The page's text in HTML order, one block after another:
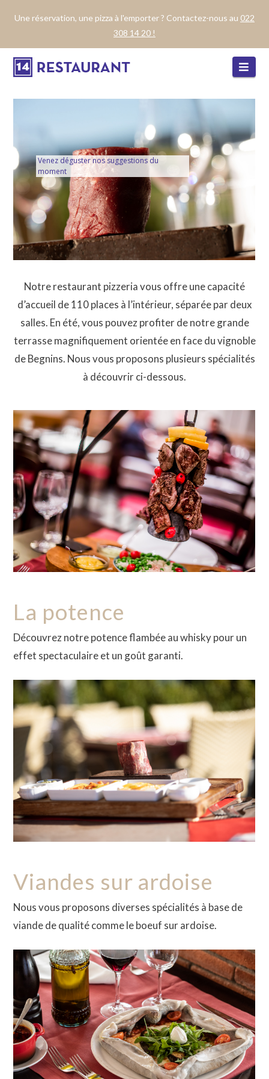
Une réservation, une pizza à l'emporter ? Contactez-nous au 022
308 14 20 !
Venez déguster nos suggestions du
moment
Notre restaurant pizzeria vous offre une capacité
d’accueil de 110 places à l’intérieur, séparée par deux
salles. En été, vous pouvez profiter de notre grande
terrasse magnifiquement orientée en face du vignoble
de Begnins. Nous vous proposons plusieurs spécialités
à découvrir ci-dessous.
La potence
Découvrez notre potence flambée au whisky pour un
effet spectaculaire et un goût garanti.
Viandes sur ardoise
Nous vous proposons diverses spécialités à base de
viande de qualité comme le boeuf sur ardoise.